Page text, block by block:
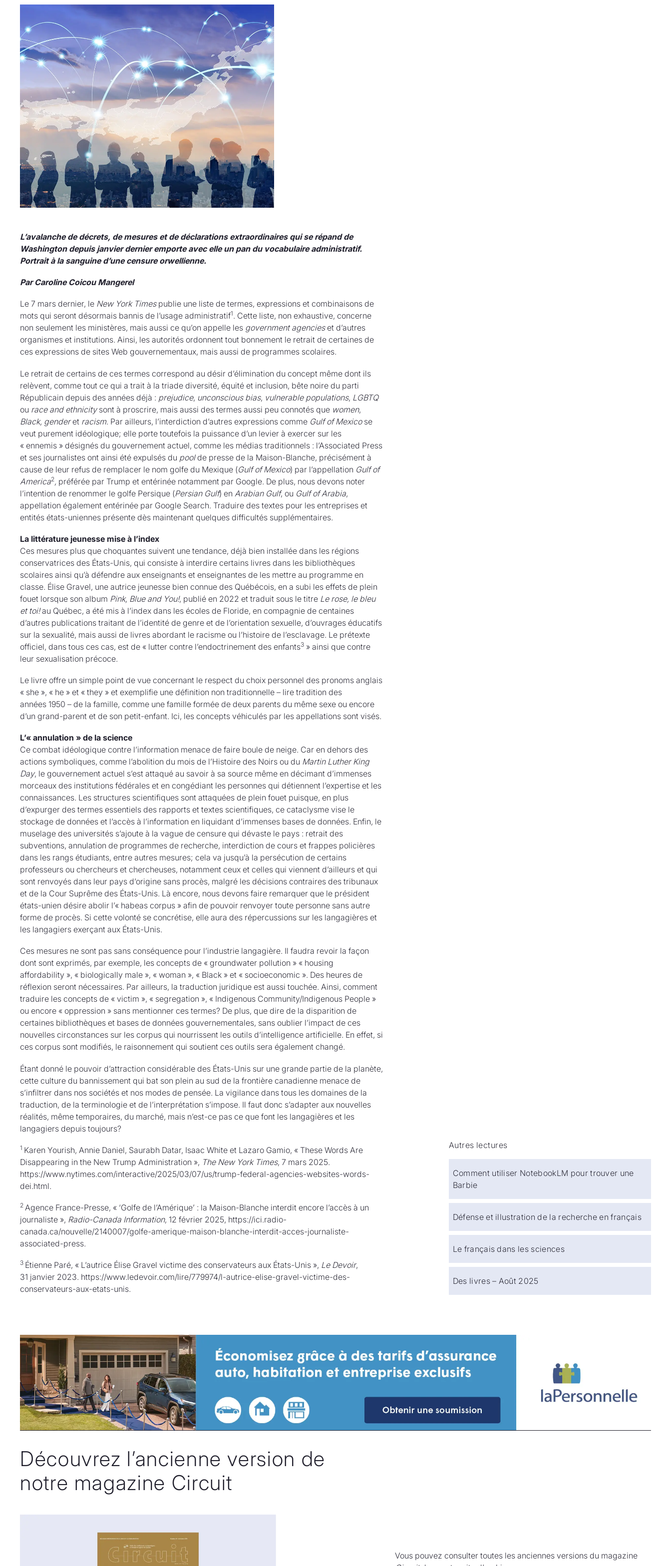
L’avalanche de décrets, de mesures et de déclarations extraordinaires qui se répand de
Washington depuis janvier dernier emporte avec elle un pan du vocabulaire administratif.
Portrait à la sanguine d’une censure orwellienne.
Par Caroline Coicou Mangerel
Le 7 mars dernier, le New York Timespublie une liste de termes, expressions et combinaisons de
mots qui seront désormais bannis de l’usage administratif1. Cette liste, non exhaustive, concerne
non seulement les ministères, mais aussi ce qu’on appelle les government agencieset d’autres
organismes et institutions. Ainsi, les autorités ordonnent tout bonnement le retrait de certaines de
ces expressions de sites Web gouvernementaux, mais aussi de programmes scolaires.
Le retrait de certains de ces termes correspond au désir d’élimination du concept même dont ils
relèvent, comme tout ce qui a trait à la triade diversité, équité et inclusion, bête noire du parti
Républicain depuis des années déjà : prejudice, unconscious bias, vulnerable populations, LGBTQ
ou race and ethnicitysont à proscrire, mais aussi des termes aussi peu connotés que women,
Black, genderet racism. Par ailleurs, l’interdiction d’autres expressions comme Gulf of Mexicose
veut purement idéologique; elle porte toutefois la puissance d’un levier à exercer sur les
« ennemis » désignés du gouvernement actuel, comme les médias traditionnels : l’Associated Press
et ses journalistes ont ainsi été expulsés du poolde presse de la Maison-Blanche, précisément à
cause de leur refus de remplacer le nom golfe du Mexique (Gulf of Mexico) par l’appellation Gulf of
America2 , préférée par Trump et entérinée notamment par Google. De plus, nous devons noter
l’intention de renommer le golfe Persique (Persian Gulf) en Arabian Gulf, ou Gulf of Arabia,
appellation également entérinée par Google Search. Traduire des textes pour les entreprises et
entités états-uniennes présente dès maintenant quelques difficultés supplémentaires.
La littérature jeunesse mise à l’index
Ces mesures plus que choquantes suivent une tendance, déjà bien installée dans les régions
conservatrices des États-Unis, qui consiste à interdire certains livres dans les bibliothèques
scolaires ainsi qu’à défendre aux enseignants et enseignantes de les mettre au programme en
classe. Élise Gravel, une autrice jeunesse bien connue des Québécois, en a subi les effets de plein
fouet lorsque son album Pink, Blue and You!, publié en 2022 et traduit sous le titre Le rose, le bleu
et toi!au Québec, a été mis à l’index dans les écoles de Floride, en compagnie de centaines
d’autres publications traitant de l’identité de genre et de l’orientation sexuelle, d’ouvrages éducatifs
sur la sexualité, mais aussi de livres abordant le racisme ou l’histoire de l’esclavage. Le prétexte
officiel, dans tous ces cas, est de « lutter contre l’endoctrinement des enfants3 » ainsi que contre
leur sexualisation précoce.
Le livre offre un simple point de vue concernant le respect du choix personnel des pronoms anglais
« she », « he » et « they » et exemplifie une définition non traditionnelle – lire tradition des
années 1950 – de la famille, comme une famille formée de deux parents du même sexe ou encore
d’un grand-parent et de son petit-enfant. Ici, les concepts véhiculés par les appellations sont visés.
L’« annulation » de la science
Ce combat idéologique contre l’information menace de faire boule de neige. Car en dehors des
actions symboliques, comme l’abolition du mois de l’Histoire des Noirs ou du Martin Luther King
Day, le gouvernement actuel s’est attaqué au savoir à sa source même en décimant d’immenses
morceaux des institutions fédérales et en congédiant les personnes qui détiennent l’expertise et les
connaissances. Les structures scientifiques sont attaquées de plein fouet puisque, en plus
d’expurger des termes essentiels des rapports et textes scientifiques, ce cataclysme vise le
stockage de données et l’accès à l’information en liquidant d’immenses bases de données. Enfin, le
muselage des universités s’ajoute à la vague de censure qui dévaste le pays : retrait des
subventions, annulation de programmes de recherche, interdiction de cours et frappes policières
dans les rangs étudiants, entre autres mesures; cela va jusqu’à la persécution de certains
professeurs ou chercheurs et chercheuses, notamment ceux et celles qui viennent d’ailleurs et qui
sont renvoyés dans leur pays d’origine sans procès, malgré les décisions contraires des tribunaux
et de la Cour Suprême des États-Unis. Là encore, nous devons faire remarquer que le président
états-unien désire abolir l’« habeas corpus » afin de pouvoir renvoyer toute personne sans autre
forme de procès. Si cette volonté se concrétise, elle aura des répercussions sur les langagières et
les langagiers exerçant aux États-Unis.
Ces mesures ne sont pas sans conséquence pour l’industrie langagière. Il faudra revoir la façon
dont sont exprimés, par exemple, les concepts de « groundwater pollution » « housing
affordability », « biologically male », « woman », « Black » et « socioeconomic ». Des heures de
réflexion seront nécessaires. Par ailleurs, la traduction juridique est aussi touchée. Ainsi, comment
traduire les concepts de « victim », « segregation », « Indigenous Community/Indigenous People »
ou encore « oppression » sans mentionner ces termes? De plus, que dire de la disparition de
certaines bibliothèques et bases de données gouvernementales, sans oublier l’impact de ces
nouvelles circonstances sur les corpus qui nourrissent les outils d’intelligence artificielle. En effet, si
ces corpus sont modifiés, le raisonnement qui soutient ces outils sera également changé.
Étant donné le pouvoir d’attraction considérable des États-Unis sur une grande partie de la planète,
cette culture du bannissement qui bat son plein au sud de la frontière canadienne menace de
s’infiltrer dans nos sociétés et nos modes de pensée. La vigilance dans tous les domaines de la
traduction, de la terminologie et de l’interprétation s’impose. Il faut donc s’adapter aux nouvelles
réalités, même temporaires, du marché, mais n’est-ce pas ce que font les langagières et les
langagiers depuis toujours?
1 Karen Yourish, Annie Daniel, Saurabh Datar, Isaac White et Lazaro Gamio, « These Words Are
Disappearing in the New Trump Administration », The New York Times, 7 mars 2025.
https://www.nytimes.com/interactive/2025/03/07/us/trump-federal-agencies-websites-words-
dei.html.
2 Agence France-Presse, « ‘Golfe de l’Amérique’ : la Maison-Blanche interdit encore l’accès à un
journaliste », Radio-Canada Information, 12 février 2025, https://ici.radio-
canada.ca/nouvelle/2140007/golfe-amerique-maison-blanche-interdit-acces-journaliste-
associated-press.
3 Étienne Paré, « L’autrice Élise Gravel victime des conservateurs aux États-Unis », Le Devoir,
31 janvier 2023. https://www.ledevoir.com/lire/779974/l-autrice-elise-gravel-victime-des-
conservateurs-aux-etats-unis.
Autres lectures
Comment utiliser NotebookLM pour trouver une
Barbie
Défense et illustration de la recherche en français
Le français dans les sciences
Des livres – Août 2025
Découvrez l’ancienne version de
notre magazine Circuit
Vous pouvez consulter toutes les anciennes versions du magazine